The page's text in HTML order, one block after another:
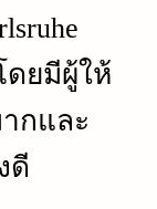
ดยมีผู้ให้
กและ
ดี